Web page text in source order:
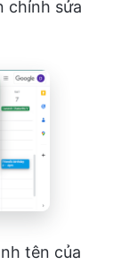
chỉnh sửa
tên của